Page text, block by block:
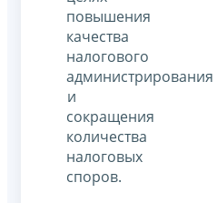
повышения
качества
налогового
администрирования
и
сокращения
количества
налоговых
споров.